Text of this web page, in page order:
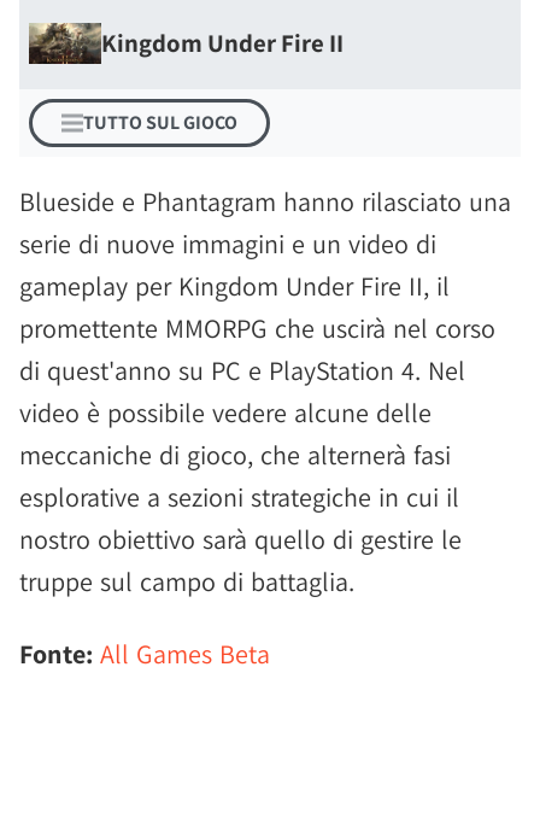
Kingdom Under Fire II
TUTTO SUL GIOCO
Blueside e Phantagram hanno rilasciato una
serie di nuove immagini e un video di
gameplay per Kingdom Under Fire II, il
promettente MMORPG che uscirà nel corso
di quest'anno su PC e PlayStation 4. Nel
video è possibile vedere alcune delle
meccaniche di gioco, che alternerà fasi
esplorative a sezioni strategiche in cui il
nostro obiettivo sarà quello di gestire le
truppe sul campo di battaglia.
Fonte: All Games Beta